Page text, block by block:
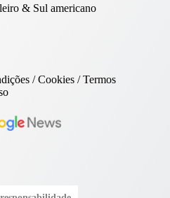
& Sul americano
/Cookies/Termos